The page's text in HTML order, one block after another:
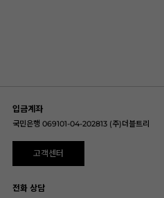
입금계좌
국민은행 069101-04-202813 (주)더블트리
고객센터
전화 상담